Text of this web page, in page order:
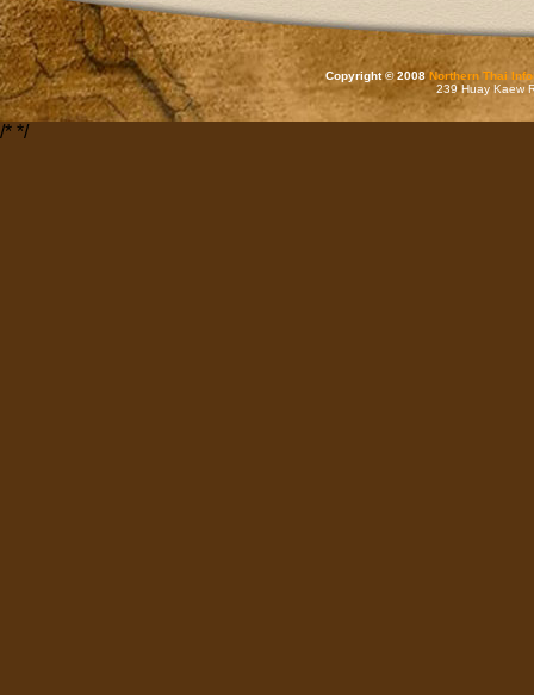
Copyright © 2008Northern Thai
239 Huay Kaew
/* */